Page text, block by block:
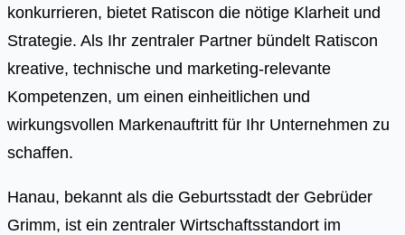
konkurrieren, bietet Ratiscon die nötige Klarheit und
Strategie. Als Ihr zentraler Partner bündelt Ratiscon
kreative, technische und marketing-relevante
Kompetenzen, um einen einheitlichen und
wirkungsvollen Markenauftritt für Ihr Unternehmen zu
schaffen.
Hanau, bekannt als die Geburtsstadt der Gebrüder
Grimm, ist ein zentraler Wirtschaftsstandort im